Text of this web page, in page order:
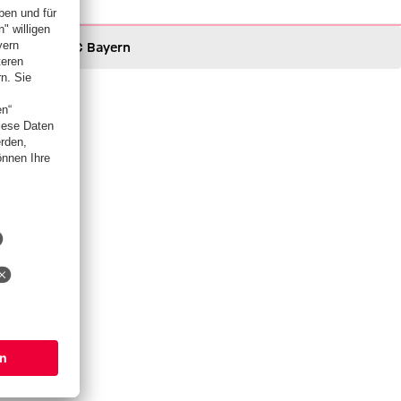
FC Bayern
FC Bayern